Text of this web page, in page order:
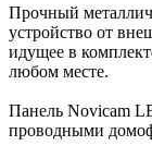
Прочный
устройство от
идущее в
любом месте.
Панель Novicam
проводными